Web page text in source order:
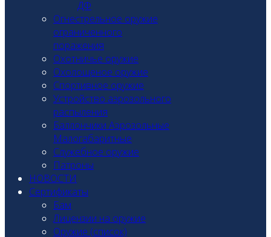
ДФ
Огнестрельное оружие
ограниченного
поражения
Охотничье оружие
Охолощеное оружие
Спортивное оружие
Устройство аэрозольного
распыления
Баллончики Аэрозольные
Малогабаритные
Служебное оружие
Патроны
НОВОСТИ
Сертификаты
Бам
Лицензии на оружие
Оружие (список)